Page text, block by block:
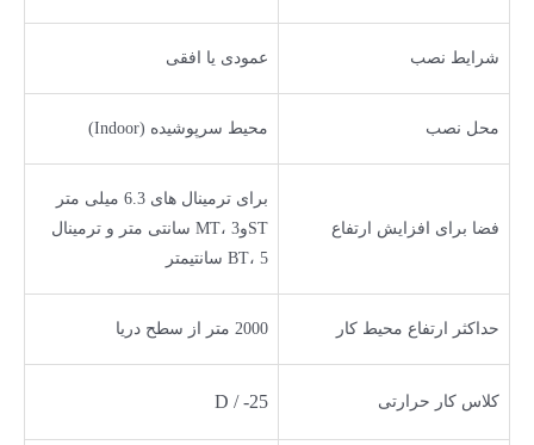
شرایط نصب عمودی یا افقی
محل نصب محیط سرپوشیده (Indoor)
فضا برای افزایش ارتفاع
برای ترمینال های 6.3 میلی متر
STوMT، 3 سانتی متر و ترمینال
BT، 5 سانتیمتر
حداکثر ارتفاع محیط کار 2000 متر از سطح دریا
کلاس کار حرارتی D / -25